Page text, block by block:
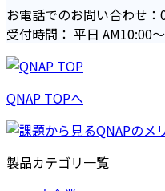
お電話でのお問い合わせ
受付時間： 平日 AM10:00
QNAP TOPへ
製品カテゴリ一覧